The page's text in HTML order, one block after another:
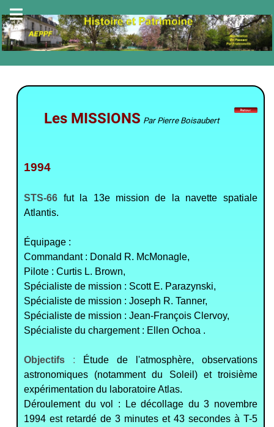
Les MISSIONS Par Pierre Boisaubert
1994
STS-66 fut la 13e mission de la navette spatiale
Atlantis.
Équipage :
Commandant : Donald R. McMonagle,
Pilote : Curtis L. Brown,
Spécialiste de mission : Scott E. Parazynski,
Spécialiste de mission : Joseph R. Tanner,
Spécialiste de mission : Jean-François Clervoy,
Spécialiste du chargement : Ellen Ochoa .
Objectifs :
Étude de l'atmosphère, observations
astronomiques (notamment du Soleil) et troisième
expérimentation du laboratoire Atlas.
Déroulement du vol : Le décollage du 3 novembre
1994 est retardé de 3 minutes et 43 secondes à T-5